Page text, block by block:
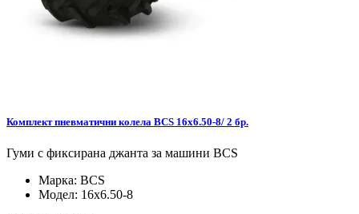
Комплект пневматични колела BCS 16x6.50-8/ 2 бр.
Гуми с фиксирана джанта за машини BCS
Марка: BCS
Модел: 16x6.50-8